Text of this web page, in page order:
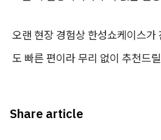
오랜 현장 경험상 한성쇼케이스가
도 빠른 편이라 무리 없이 추천드
Share article